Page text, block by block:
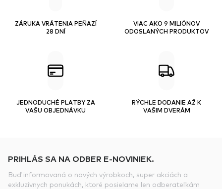
ZÁRUKA VRÁTENIA PEŇAZÍ
28 DNÍ
VIAC AKO 9 MILIÓNOV
ODOSLANÝCH PRODUKTOV
JEDNODUCHÉ PLATBY ZA
VAŠU OBJEDNÁVKU
RÝCHLE DODANIE AŽ K
VAŠIM DVERÁM
PRIHLÁS SA NA ODBER E-NOVINIEK.
Buď informovaná o nových výrobkoch, super akciách a
exkluzívnych ponukách, ktoré posielame len odberateľkám